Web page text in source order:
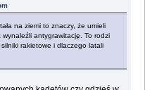
na ziemi to znaczy, że umieli
antygrawitację. To rodzi
rakietowe i dlaczego latali